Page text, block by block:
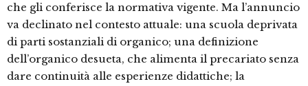
che gli conferisce la normativa vigente. Ma l’annuncio
va declinato nel contesto attuale: una scuola deprivata
di parti sostanziali di organico; una definizione
dell’organico desueta, che alimenta il precariato senza
dare continuità alle esperienze didattiche; la